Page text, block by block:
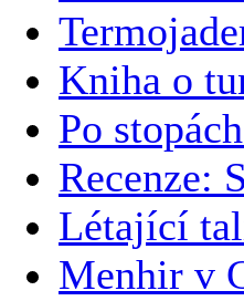
Kniha o
Po
Recenze:
Létající
Menhir v